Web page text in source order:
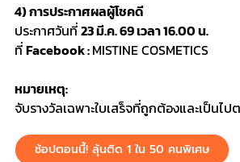
4) การประกาศผลผู้โชคดี
ประกาศวันที่23 มี.ค. 69 เวลา 16.00 น.
ที่Facebook :MISTINE COSMETICS
หมายเหตุ:
จับรางวัลเฉพาะใบเสร็จที่ถูกต้องและเป็นไป
ช้อปตอนนี้! ลุ้นติด 1 ใน 50 คนพิเศษ